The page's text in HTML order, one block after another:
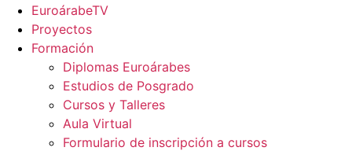
EuroárabeTV
Proyectos
Formación
Diplomas Euroárabes
Estudios de Posgrado
Cursos y Talleres
Aula Virtual
Formulario de inscripción a cursos